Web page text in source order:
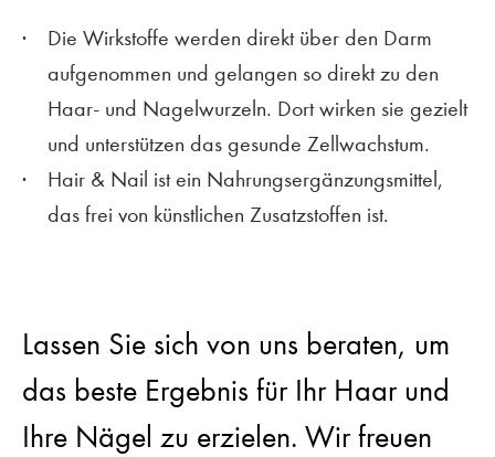
Die Wirkstoffe werden direkt über den Darm
aufgenommen und gelangen so direkt zu den
Haar- und Nagelwurzeln. Dort wirken sie gezielt
und unterstützen das gesunde Zellwachstum.
Hair & Nail ist ein Nahrungsergänzungsmittel,
das frei von künstlichen Zusatzstoffen ist.
Lassen Sie sich von uns beraten, um
das beste Ergebnis für Ihr Haar und
Ihre Nägel zu erzielen. Wir freuen